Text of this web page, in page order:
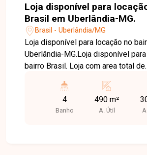
Loja disponível para
Brasil em Uberlândia-MG.
Brasil - Uberlândia/MG
Loja disponível para locação no
Uberlândia-MG.Loja disponível
bairro Brasil. Loja com area total de
300m², e piso superior com
190m², imovel com 04 banheiros
com acessibilidade, copa, piso de
4
Banho
490 m²
A. Útil